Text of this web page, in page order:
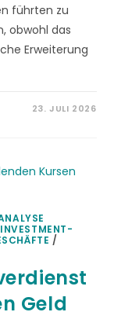
führten zu
obwohl das
Erweiterung
23. JULI 2026
INVESTMENT-
/
Geld